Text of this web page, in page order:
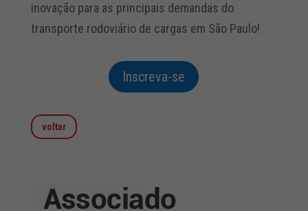
inovação para as principais demandas do
transporte rodoviário de cargas em São Paulo!
Inscreva-se
voltar